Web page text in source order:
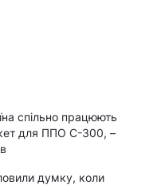
спільно працюють
для ППО С-300, –
думку, коли